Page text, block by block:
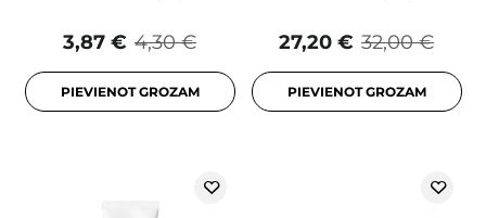
4,30 €
3,87 €
PIEVIENOT GROZAM
32,00 €
27,20 €
PIEVIENOT GROZAM